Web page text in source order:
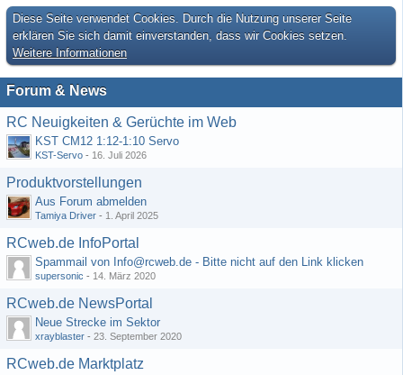
Diese Seite verwendet Cookies. Durch die Nutzung unserer Seite
erklären Sie sich damit einverstanden, dass wir Cookies setzen.
Weitere Informationen
Forum & News
RC Neuigkeiten & Gerüchte im Web
KST CM12 1:12-1:10 Servo
KST-Servo - 16. Juli 2026
Produktvorstellungen
Aus Forum abmelden
Tamiya Driver - 1. April 2025
RCweb.de InfoPortal
Spammail von Info@rcweb.de - Bitte nicht auf den Link klicken
supersonic - 14. März 2020
RCweb.de NewsPortal
Neue Strecke im Sektor
xrayblaster - 23. September 2020
RCweb.de Marktplatz